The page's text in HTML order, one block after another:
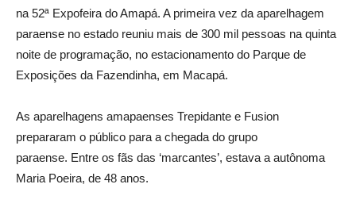
na 52ª Expofeira do Amapá. A primeira vez da aparelhagem
paraense no estado reuniu mais de 300 mil pessoas na quinta
noite de programação, no estacionamento do Parque de
Exposições da Fazendinha, em Macapá.
As aparelhagens amapaenses Trepidante e Fusion
prepararam o público para a chegada do grupo
paraense. Entre os fãs das ‘marcantes’, estava a autônoma
Maria Poeira, de 48 anos.